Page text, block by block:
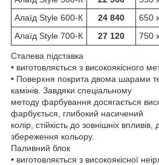
Алаїд Style 600-К
24 840 650
Алаїд Style 700-К
27 120 750
Сталева підставка
• виготовляється з високоякісного
• Поверхня покрита двома шарами
камінів. Завдяки спеціальному
методу фарбування досягається
фарбується, глибокий насичений
колір, стійкість до зовнішніх впливів,
збереження кольору.
Паливний блок
• виготовляється з високоякісної